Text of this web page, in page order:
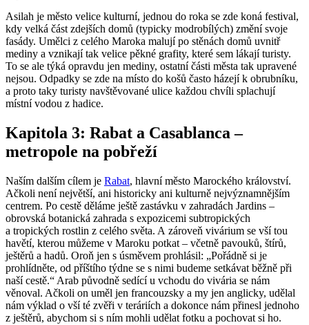
Asilah je město velice kulturní, jednou do roka se zde koná festival,
kdy velká část zdejších domů (typicky modrobílých) změní svoje
fasády. Umělci z celého Maroka malují po stěnách domů uvnitř
mediny a vznikají tak velice pěkné grafity, které sem lákají turisty.
To se ale týká opravdu jen mediny, ostatní části města tak upravené
nejsou. Odpadky se zde na místo do košů často házejí k obrubníku,
a proto taky turisty navštěvované ulice každou chvíli splachují
místní vodou z hadice.
Kapitola 3: Rabat a Casablanca –
metropole na pobřeží
Naším dalším cílem je Rabat, hlavní město Marockého království.
Ačkoli není největší, ani historicky ani kulturně nejvýznamnějším
centrem. Po cestě děláme ještě zastávku v zahradách Jardins –
obrovská botanická zahrada s expozicemi subtropických
a tropických rostlin z celého světa. A zároveň vivárium se vší tou
havětí, kterou můžeme v Maroku potkat – včetně pavouků, štírů,
ještěrů a hadů. Oroň jen s úsměvem prohlásil: „Pořádně si je
prohlídněte, od příštího týdne se s nimi budeme setkávat běžně při
naší cestě.“ Arab původně sedící u vchodu do vivária se nám
věnoval. Ačkoli on uměl jen francouzsky a my jen anglicky, udělal
nám výklad o vší té zvěři v teráriích a dokonce nám přinesl jednoho
z ještěrů, abychom si s ním mohli udělat fotku a pochovat si ho.